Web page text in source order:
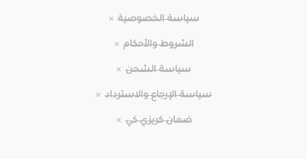
سياسة الخصوصية
الشروط والأحكام
سياسة الشحن
سياسة الإرجاع والاسترداد
ضمان كريزي كي